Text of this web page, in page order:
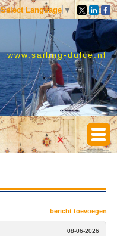
Select Language ▼
www.sailing-dulce.nl
bericht toevoegen
08-06-2026